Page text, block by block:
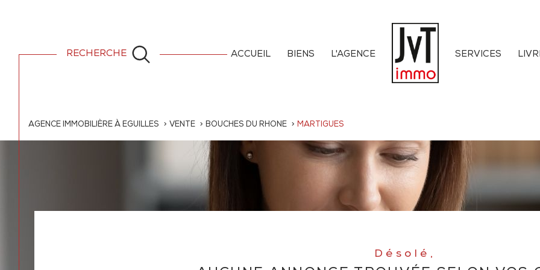
ACCUEIL BIENS L'AGENCE SERVICES
RECHERCHE
AGENCE IMMOBILIÈRE À EGUILLES VENTE BOUCHES DU RHONE MARTIGUES
Désolé,